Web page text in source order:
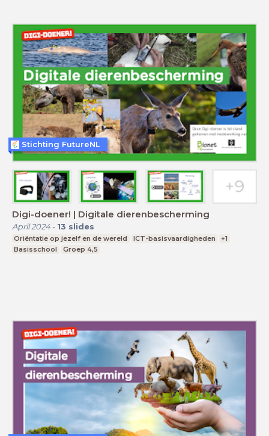
Digi-doener! | Digitale dierenbescherming
April 2024- 13 slides
Oriëntatie op jezelf en de wereld ICT-basisvaardigheden
+1
Basisschool
Groep 4,5
Stichting FutureNL